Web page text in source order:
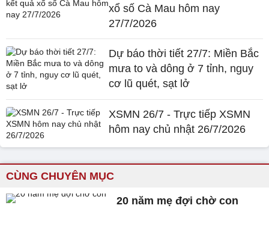
xổ số Cà Mau hôm nay
27/7/2026
Dự báo thời tiết 27/7: Miền Bắc
mưa to và dông ở 7 tỉnh, nguy
cơ lũ quét, sạt lở
XSMN 26/7 - Trực tiếp XSMN
hôm nay chủ nhật 26/7/2026
CÙNG CHUYÊN MỤC
20 năm mẹ đợi chờ con